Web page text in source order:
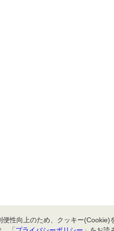
便性向上のため、クッキー